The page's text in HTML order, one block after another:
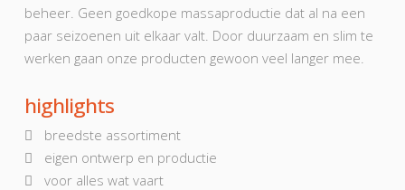
beheer. Geen goedkope massaproductie dat al na een
paar seizoenen uit elkaar valt. Door duurzaam en slim te
werken gaan onze producten gewoon veel langer mee.
highlights
breedste assortiment
eigen ontwerp en productie
voor alles wat vaart